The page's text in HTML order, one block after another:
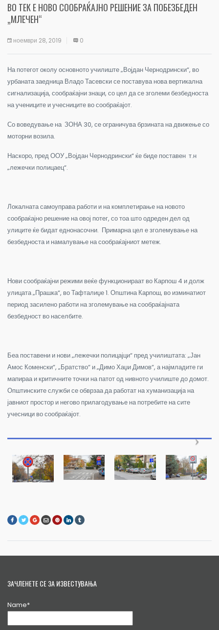
ВО ТЕК Е НОВО СООБРАЌАЈНО РЕШЕНИЕ ЗА ПОБЕЗБЕДЕН
„МЛЕЧЕН“
ноември 28, 2019 0
На потегот околу основното училиште „Војдан Чернодрински“, во
урбаната заедница Владо Тасевски се поставува нова вертикална
сигнализација, сообраќајни знаци, со цел да се зголеми безбедноста
на учениците и учесниците во сообраќајот.
Со воведување на ЗОНА 30, се ограничува брзината на движење со
моторни возила.
Наскоро, пред ООУ „Војдан Чернодрински“ ќе биде поставен т.н
„лежечки полицаец“.
Локалната самоуправа работи и на комплетирање на новото
сообраќајно решение на овој потег, со тоа што одреден дел од
улиците ќе бидат еднонасочни. Примарна цел е зголемување на
безбедноста и намалување на сообраќајниот метеж.
Нови сообраќајни режими веќе функционираат во Карпош 4 и долж
улицата „Прашка“, во Тафталиџе 1. Општина Карпош, во изминатиот
период засилено работи на зголемување на сообраќајната
безбедност во населбите.
Беа поставени и нови „лежечки полицајци“ пред училиштата: „Јан
Амос Коменски“, „Братство“ и „Димо Хаџи Димов“, а најмладите ги
мапираа и критичните точки на патот од нивното училиште до домот.
Општинските служби се обврзаа да работат на хуманизација на
јавниот простор и негово прилагодување на потребите на сите
учесници во сообраќајот.
ЗАЧЛЕНЕТЕ СЕ ЗА ИЗВЕСТУВАЊА
Name*